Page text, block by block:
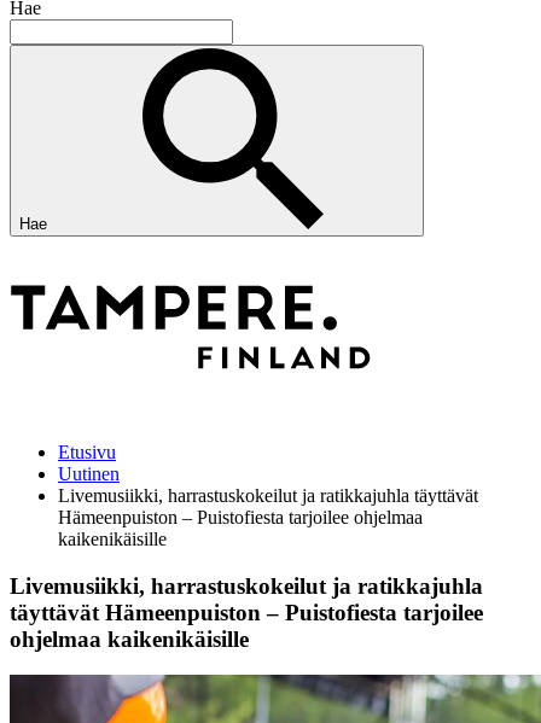
Hae
Hae
Etusivu
Uutinen
Livemusiikki, harrastuskokeilut ja ratikkajuhla täyttävät
Hämeenpuiston ‒ Puistofiesta tarjoilee ohjelmaa
kaikenikäisille
Livemusiikki, harrastuskokeilut ja ratikkajuhla
täyttävät Hämeenpuiston ‒ Puistofiesta tarjoilee
ohjelmaa kaikenikäisille